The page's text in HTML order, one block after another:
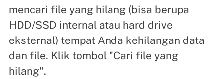
mencari file yang hilang (bisa berupa
HDD/SSD internal atau hard drive
eksternal) tempat Anda kehilangan data
dan file. Klik tombol "Cari file yang
hilang".